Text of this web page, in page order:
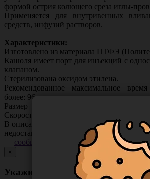
формой острия колющего среза иглы-
Применяется для внутривенных
средств, инфузий растворов.
Характеристики:
Изготовлено из материала ПТФЭ
Канюля имеет порт для инъекций с
клапаном.
Стерилизована оксидом этилена.
Рекомендованное максимальное
более: 96 часов.
Размер — 24G, длина не менее 19,0 мм.
Скорость потока — 18 мл/мин.
В описании товара могут иметь место
недостающая информация. Если вы
— сообщите нам
×
Укажите неточность в описании